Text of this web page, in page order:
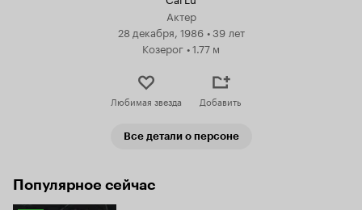
Актер
28 декабря, 1986 •39 лет
Козерог •1.77 м
Любимая звезда Добавить
Все детали о персоне
Популярное сейчас